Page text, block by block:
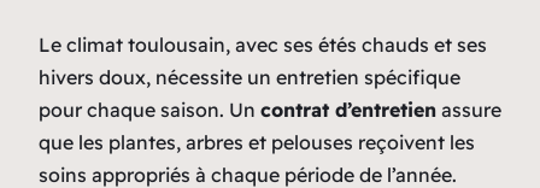
Le climat toulousain, avec ses étés chauds et ses
hivers doux, nécessite un entretien spécifique
pour chaque saison. Un contrat d’entretien assure
que les plantes, arbres et pelouses reçoivent les
soins appropriés à chaque période de l’année.